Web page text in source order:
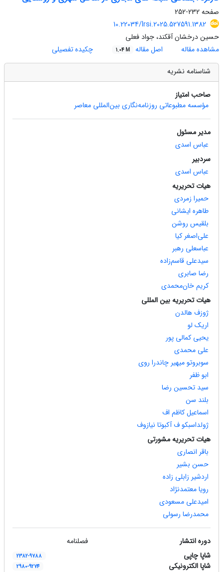
صفحه232-252
10.22034/lrsi.2025.527591.1382
حسین درخشان آقکند، جواد فعلی
مشاهده مقاله
اصل مقاله 1.04 M
چکیده تفصیلی
شناسنامه نشریه
صاحب امتیاز
مؤسسه مطبوعاتی روزنامه‌نگاری بین‌المللی معاصر
مدیر مسئول
عباس اسدی
سردبیر
عباس اسدی
هیات تحریریه
حمیرا زمردی
طاهره ایشانی
بلقیس روشن
علی‌اصغر کیا
عباسعلی رهبر
سیدعلی قاسم‌زاده
رضا صابری
کریم خان‌محمدی
هیات تحریریه بین المللی
ژوزف هالدن
اریک لو
یحیی کمالی پور
علی محمدی
سوبروتو میهیر چاندرا روی
ابو ظفر
سید تحسین رضا
بلند سن
اسماعیل کاظم اف
ژولداسبکو ف آکبوتا نیازوف
هیات تحریریه مشورتی
باقر انصاری
حسن بشیر
اردشیر زابلی زاده
رویا معتمدنژاد
امیدعلی مسعودی
محمدرضا رسولی
دوره انتشار
فصلنامه
شاپا چاپی
2382-9788
شاپا الکترونیکی 2980-9274